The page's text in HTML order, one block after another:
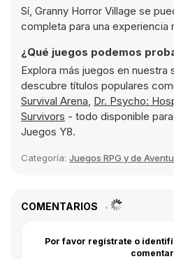
Sí, Granny Horror Village se
completa para una experiencia
¿Qué juegos podemos
Explora más juegos en nuestra
descubre títulos populares
Survival Arena, Dr. Psycho:
Survivors - todo disponible
Juegos Y8.
Categoría: Juegos RPG y de
COMENTARIOS
Por favor regístrate o